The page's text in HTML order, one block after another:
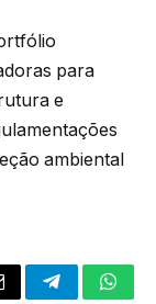
para
e
ambiental
Telegram